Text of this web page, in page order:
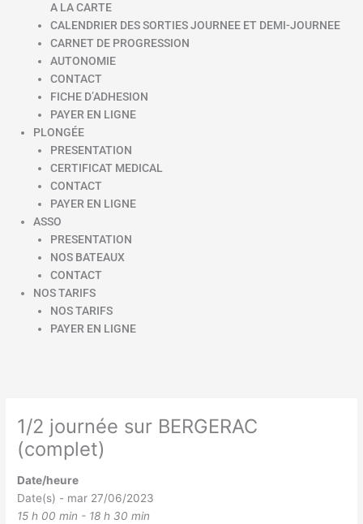
A LA CARTE
CALENDRIER DES SORTIES JOURNEE ET DEMI-JOURNEE
CARNET DE PROGRESSION
AUTONOMIE
CONTACT
FICHE D’ADHESION
PAYER EN LIGNE
PLONGÉE
PRESENTATION
CERTIFICAT MEDICAL
CONTACT
PAYER EN LIGNE
ASSO
PRESENTATION
NOS BATEAUX
CONTACT
NOS TARIFS
NOS TARIFS
PAYER EN LIGNE
1/2 journée sur BERGERAC
(complet)
Date/heure
Date(s) - mar 27/06/2023
15 h 00 min - 18 h 30 min